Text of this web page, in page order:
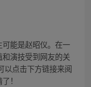
能是赵昭仪。在一
演技受到网友的关
以点击下方链接来阅
！